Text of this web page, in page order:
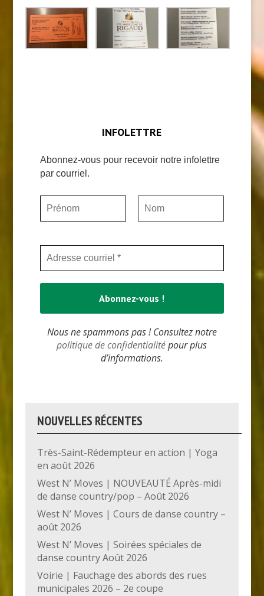
INFOLETTRE
Abonnez-vous pour recevoir notre infolettre
par courriel.
Nous ne spammons pas ! Consultez notre
politique de confidentialitépour plus
d’informations.
NOUVELLES RÉCENTES
Très-Saint-Rédempteur en action | Yoga
en août 2026
West N’ Moves | NOUVEAUTÉ Après-midi
de danse country/pop – Août 2026
West N’ Moves | Cours de danse country –
août 2026
West N’ Moves | Soirées spéciales de
danse country Août 2026
Voirie | Fauchage des abords des rues
municipales 2026 – 2e coupe